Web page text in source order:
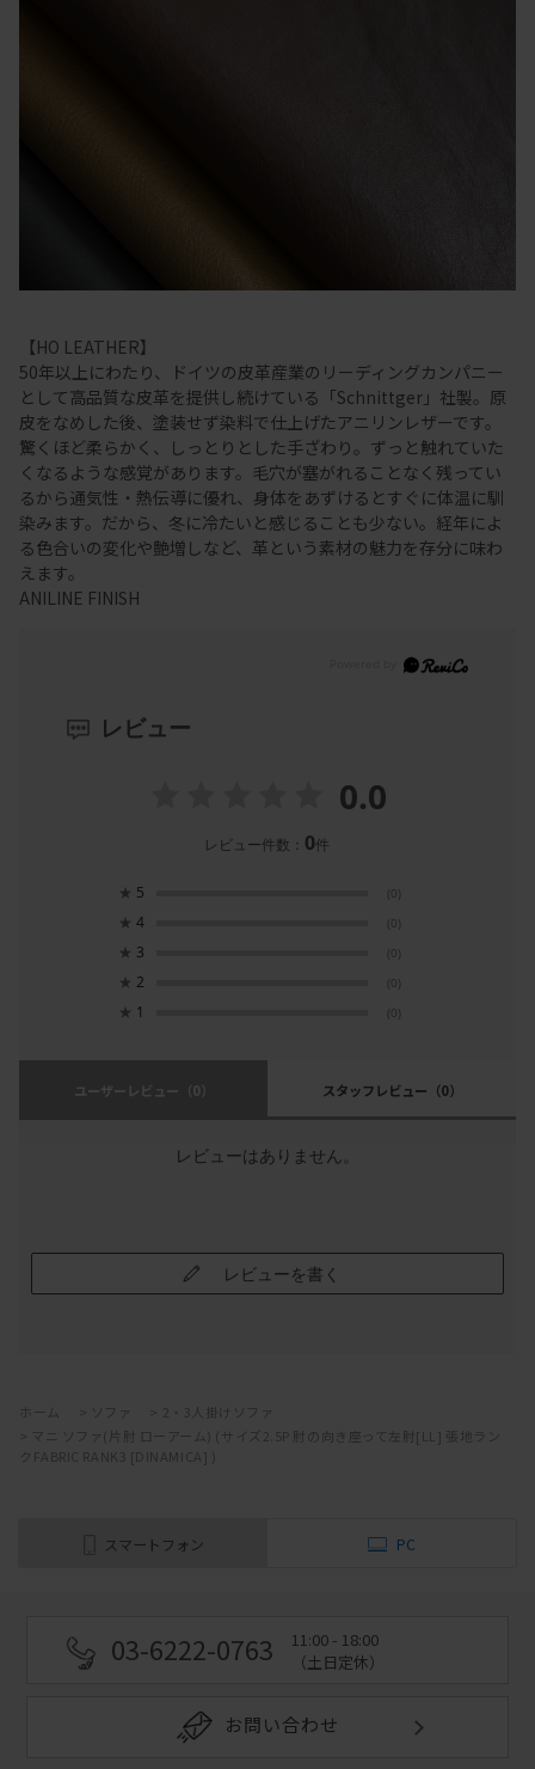
【HO LEATHER】
50年以上にわたり、ドイツの皮革産業のリーディングカンパニー
として高品質な皮革を提供し続けている「Schnittger」社製。原
皮をなめした後、塗装せず染料で仕上げたアニリンレザーです。
驚くほど柔らかく、しっとりとした手ざわり。ずっと触れていた
くなるような感覚があります。毛穴が塞がれることなく残ってい
るから通気性・熱伝導に優れ、身体をあずけるとすぐに体温に馴
染みます。だから、冬に冷たいと感じることも少ない。経年によ
る色合いの変化や艶増しなど、革という素材の魅力を存分に味わ
えます。
ANILINE FINISH
レビュー
0.0
レビュー件数： 0件
★ 5 (0)
★ 4 (0)
★ 3 (0)
★ 2 (0)
★ 1 (0)
ユーザーレビュー （0） スタッフレビュー （0）
レビューはありません。
レビューを書く
ホーム ソファ
2・3人掛けソファ
マニ ソファ(片肘 ローアーム) (サイズ2.5P 肘の向き座って左肘[LL] 張地ラン
クFABRIC RANK3 [DINAMICA] )
スマートフォン PC
03-6222-0763
11:00 - 18:00
（土日定休）
お問い合わせ